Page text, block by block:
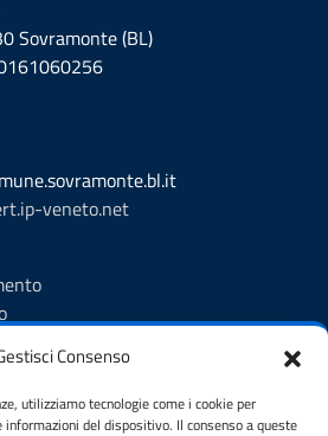
Consenso
utilizziamo tecnologie come i cookie per
del dispositivo. Il consenso a queste
Sovramonte (BL)
veneto.net